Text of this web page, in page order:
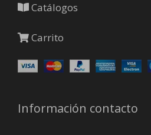
Catálogos
Carrito
Información contacto